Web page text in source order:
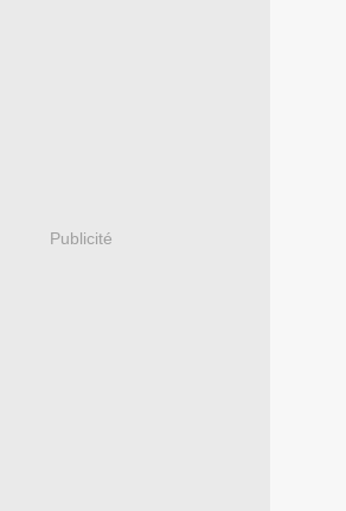
Publicité